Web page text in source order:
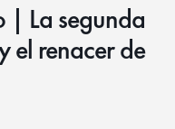
| La segunda
el renacer de